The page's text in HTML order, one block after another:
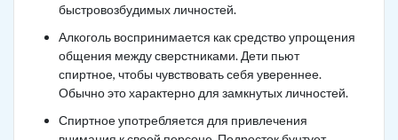
быстровозбудимых личностей.
Алкоголь воспринимается как средство упрощения
общения между сверстниками. Дети пьют
спиртное, чтобы чувствовать себя увереннее.
Обычно это характерно для замкнутых личностей.
Спиртное употребляется для привлечения